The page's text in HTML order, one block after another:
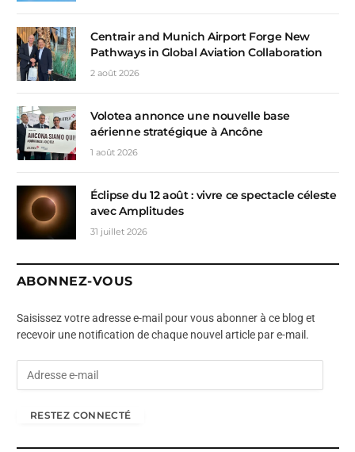
Centrair and Munich Airport Forge New
Pathways in Global Aviation Collaboration
2 août 2026
Volotea annonce une nouvelle base
aérienne stratégique à Ancône
1 août 2026
Éclipse du 12 août : vivre ce spectacle céleste
avec Amplitudes
31 juillet 2026
ABONNEZ-VOUS
Saisissez votre adresse e-mail pour vous abonner à ce blog et
recevoir une notification de chaque nouvel article par e-mail.
RESTEZ CONNECTÉ